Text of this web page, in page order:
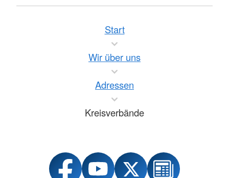
Start
Wir über uns
Adressen
Kreisverbände